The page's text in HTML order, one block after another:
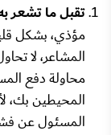
تقبل ما تشعر
مؤذي، بشكل
المشاعر، لا
محاولة دفع
المحيطين بك،
المسئول عن